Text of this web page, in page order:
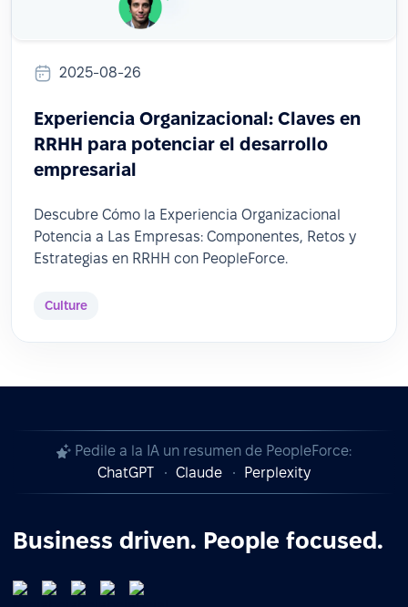
2025-08-26
Experiencia Organizacional: Claves en
RRHH para potenciar el desarrollo
empresarial
Descubre Cómo la Experiencia Organizacional
Potencia a Las Empresas: Componentes, Retos y
Estrategias en RRHH con PeopleForce.
Culture
Pedile a la IA un resumen de PeopleForce:
ChatGPT
Claude Perplexity
Business driven. People focused.